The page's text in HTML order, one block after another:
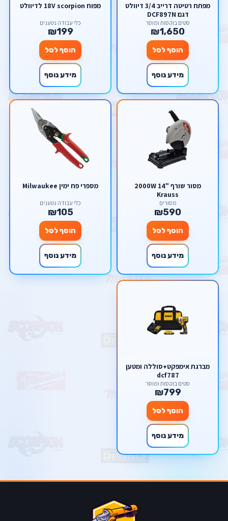
מפתח רטיטה דרייב 3/4 דיוולט
דגם DCF897N
סטים בוקסות ומוסך
₪1,650
הוסף לסל
מידע נוסף
מפוח 18V scorpion לדיוולט
כלי עבודה נטענים
₪199
הוסף לסל
מידע נוסף
מסור שורף "14 2000W
Krauss
מסורים
₪590
הוסף לסל
מידע נוסף
מספרי פח ימין Milwaukee
כלי עבודה נטענים
₪105
הוסף לסל
מידע נוסף
מברגת אימפקט+סוללה ומטען
dcf787
סטים בוקסות ומוסך
₪799
הוסף לסל
מידע נוסף